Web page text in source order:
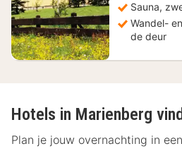
Sauna,
Wandel-
de deur
Hotels in Marienberg
Plan je jouw overnachting in